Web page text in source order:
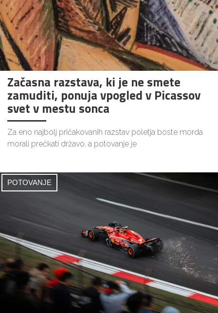
Začasna razstava, ki je ne smete
zamuditi, ponuja vpogled v Picassov
svet v mestu sonca
Za eno najbolj pričakovanih razstav poletja boste morda
morali prečkati državo, a potovanje je
POTOVANJE